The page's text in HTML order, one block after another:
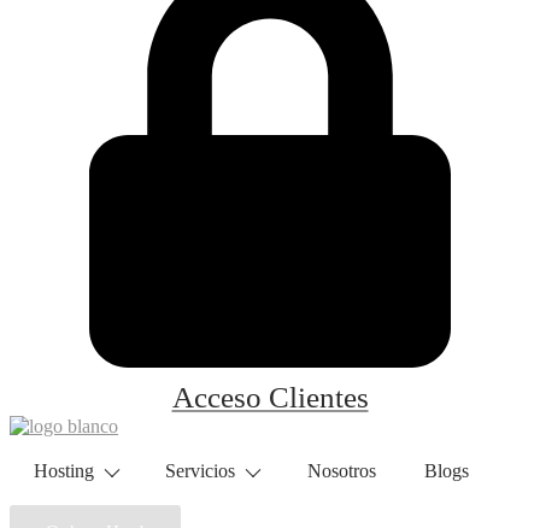
Acceso Clientes
Hosting Servicios Nosotros Blogs